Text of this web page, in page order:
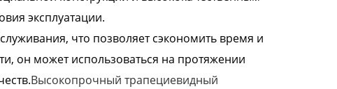
эксплуатации.
что позволяет сэкономить время и
он может использоваться на протяжении
Высокопрочный трапециевидный